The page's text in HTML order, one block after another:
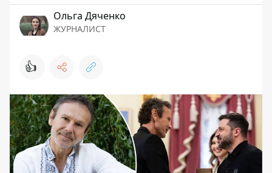
Ольга Дяченко
ЖУРНАЛИСТ
👍